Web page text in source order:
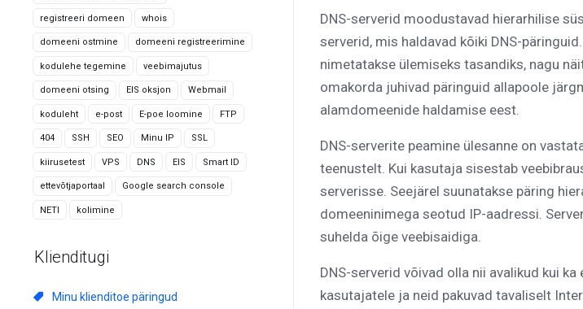
registreeri domeen whois
domeeni ostmine domeeni registreerimine
kodulehe tegemine veebimajutus
domeeni otsing EIS oksjon Webmail
koduleht e-post E-poe loomine FTP
404 SSH SEO Minu IP SSL
kiirusetest VPS DNS EIS Smart ID
ettevõtjaportaal Google search console
NETI kolimine
Klienditugi
Minu klienditoe päringud
DNS-serverid moodustavad hierarhilise
serverid, mis haldavad kõiki DNS-
nimetatakse ülemiseks tasandiks, nagu
omakorda juhivad päringuid allapoole
alamdomeenide haldamise eest.
DNS-serverite peamine ülesanne on
teenustelt. Kui kasutaja sisestab
serverisse. Seejärel suunatakse päring
domeeninimega seotud IP-aadressi.
suhelda õige veebisaidiga.
DNS-serverid võivad olla nii avalikud kui
kasutajatele ja neid pakuvad tavaliselt